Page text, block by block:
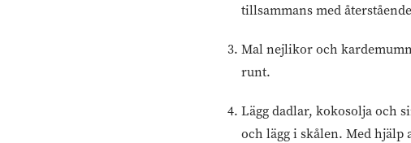
tillsammans med
Mal nejlikor och
runt.
Lägg dadlar, kokosolja och
och lägg i skålen. Med